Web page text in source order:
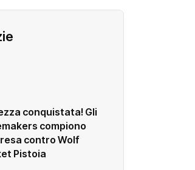
conquistata! Gli
compiono
contro Wolf
Pistoia